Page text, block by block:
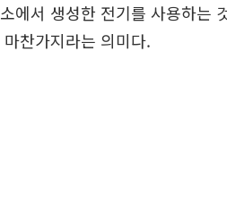
에서 생성한 전기를 사용하는
마찬가지라는 의미다.